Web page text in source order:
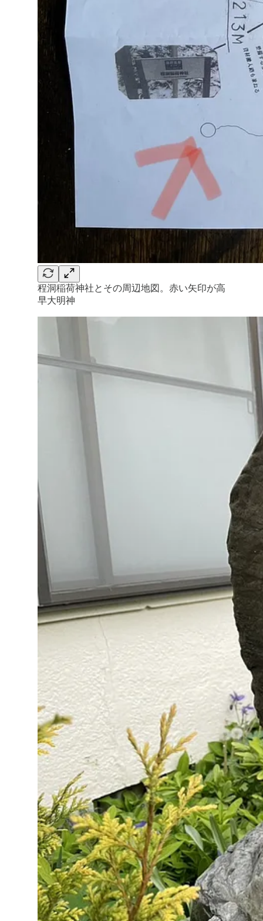
程洞稲荷神社とその周辺地図。赤い矢印が高
早大明神